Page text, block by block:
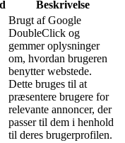
Beskrivelse
Brugt af Google
DoubleClick og
gemmer oplysninger
om, hvordan brugeren
benytter webstede.
Dette bruges til at
præsentere brugere for
relevante annoncer, der
passer til dem i henhold
til deres brugerprofilen.